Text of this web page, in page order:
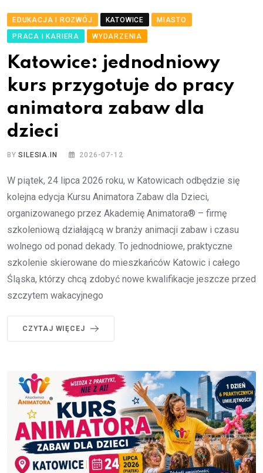
EDUKACJA I ROZWÓJ KATOWICE
MIASTO
PRACA I KARIERA
WYDARZENIA
Katowice: jednodniowy
kurs przygotuje do pracy
animatora zabaw dla
dzieci
BYSILESIA.IN 2026-07-12
W piątek, 24 lipca 2026 roku, w Katowicach odbędzie się
kolejna edycja Kursu Animatora Zabaw dla Dzieci,
organizowanego przez Akademię Animatora® – firmę
szkoleniową działającą w branży animacji zabaw i czasu
wolnego od ponad dekady. To jednodniowe, praktyczne
szkolenie skierowane do mieszkańców Katowic i całego
Śląska, którzy chcą zdobyć nowe kwalifikacje jeszcze przed
szczytem wakacyjnego
CZYTAJ WIĘCEJ